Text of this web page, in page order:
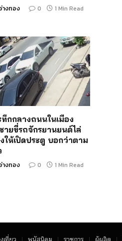
างทอง 0 1 Min Read
ทึกกลางถนนในเมือง
ายขี่รถจักรยานยนต์ไล่
ให้เปิดประตู บอกว่าตาม
างทอง 0 1 Min Read
เที่ยว พนัสนิคม ราชการ ผู้ผลิต